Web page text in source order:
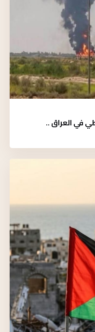
في العراق ..